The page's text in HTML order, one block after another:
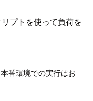
プトを使って負荷を
番環境での実行はお